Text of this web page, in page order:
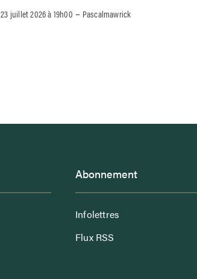
23 juillet 2026 à 19h00 – Pascalmawrick
Abonnement
Infolettres
Flux RSS